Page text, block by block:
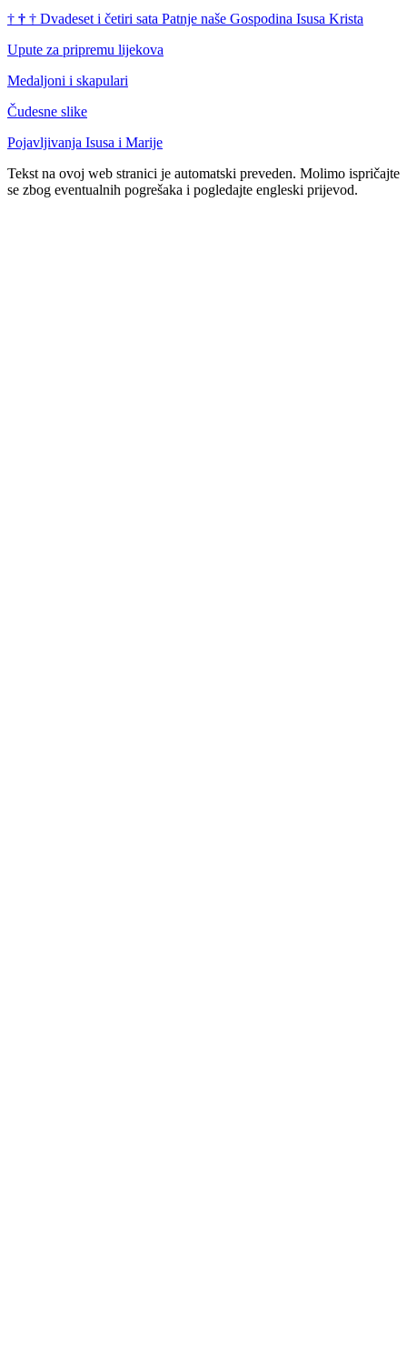
† † † Dvadeset i četiri sata Patnje naše Gospodina Isusa Krista
Upute za pripremu lijekova
Medaljoni i skapulari
Čudesne slike
Pojavljivanja Isusa i Marije
Tekst na ovoj web stranici je automatski preveden. Molimo ispričajte
se zbog eventualnih pogrešaka i pogledajte engleski prijevod.